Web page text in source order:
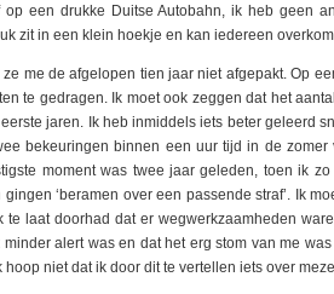
een drukke Duitse Autobahn, ik heb geen
zit in een klein hoekje en kan iedereen
me de afgelopen tien jaar niet afgepakt. Op
te gedragen. Ik moet ook zeggen dat het
jaren. Ik heb inmiddels iets beter geleerd
bekeuringen binnen een uur tijd in de
moment was twee jaar geleden, toen ik
gingen ‘beramen over een passende straf’. Ik
te laat doorhad dat er wegwerkzaamheden
minder alert was en dat het erg stom van me
niet dat ik door dit te vertellen iets over